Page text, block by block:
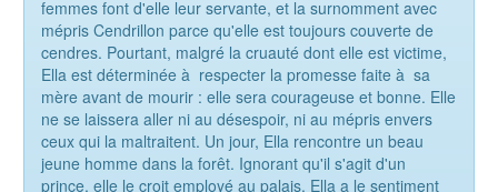
femmes font d'elle leur servante, et la surnomment avec
mépris Cendrillon parce qu'elle est toujours couverte de
cendres. Pourtant, malgré la cruauté dont elle est victime,
Ella est déterminée à respecter la promesse faite à sa
mère avant de mourir : elle sera courageuse et bonne. Elle
ne se laissera aller ni au désespoir, ni au mépris envers
ceux qui la maltraitent. Un jour, Ella rencontre un beau
jeune homme dans la forêt. Ignorant qu'il s'agit d'un
prince, elle le croit employé au palais. Ella a le sentiment